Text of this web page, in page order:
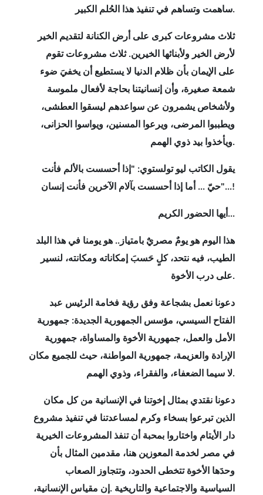
ساهمت وتساهم في تنفيذ هذا الحُلم الكبير.
ثلاث مشروعات كبرى على أرض الكنانة لتقديم الخير
لأرض الخير ولأبنائها الخيرين. ثلاث مشروعات تقوم
على الإيمان بأن ظلام الدنيا لا يستطيع أن يخفيَ ضوء
شمعة صغيرة، وأن إنسانيتنا بحاجة لأفعال ملموسة
ولأشخاص يشمرون عن سواعدهم ليسقوا العطشى،
ويطببوا المرضى، ويرعوا المسنين، ويواسوا الحزانى،
ويأخذوا بيد ذوي الهمم.
يقول الكاتب ليو تولستوي: "إذا أحسست بالألم فأنت
حيّ ... أما إذا أحسست بآلام الآخرين فأنت إنسان"...!
أيها الحضور الكريم ...
هذا اليوم هو يومٌ مصريٌ بامتياز.. هو يومنا في هذا البلد
الطيب، فيه نتحد، كلٍ حَسبَ إمكاناته ومكانته، لنسير
على درب الأخوة.
دعونا نعمل بشجاعة وفق رؤية فخامة الرئيس عبد
الفتاح السيسي، مؤسس الجمهورية الجديدة: جمهورية
الأمل والعمل، جمهورية الأخوة والمساواة، جمهورية
الإرادة والعزيمة، جمهورية المواطنة، حيث للجميع مكان
لا سيما الضعفاء، والفقراء، وذوي الهمم.
دعونا نقتدي بمثال إخوتنا في الإنسانية من كل مكان
الذين تبرعوا بسخاء وكرم لمساعدتنا في تنفيذ مشروع
دار الأيتام واختاروا بمحبة أن تنفذ المشروعات الخيرية
في مصر لخدمة المعوزين هنا، مقدمين المثال بأن
وحدَها الأخوة تتخطى الحدود، وتتجاوز الصعاب
السياسية والاجتماعية والتاريخية .إن مقياس الإنسانية،